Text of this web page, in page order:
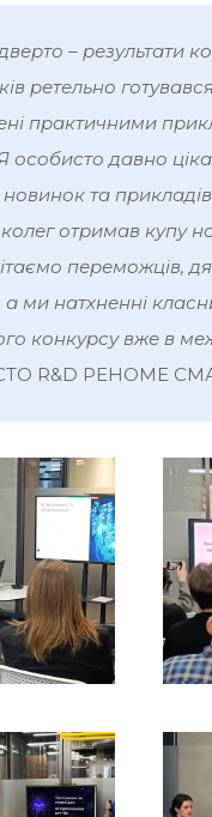
– результати
ретельно
практичними
особисто давно
новинок та
колег отримав купу
переможців,
а ми натхненні
конкурсу вже в
R&D РЕНОМЕ